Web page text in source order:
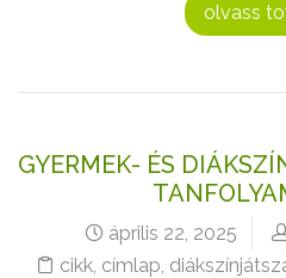
olvass
GYERMEK- ÉS
április 22, 2025
cikk, címlap,